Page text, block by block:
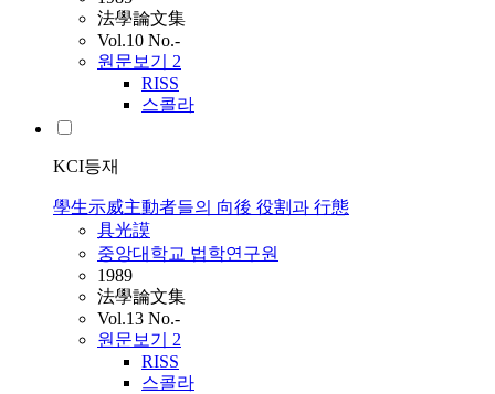
法學論文集
Vol.10 No.-
원문보기 2
RISS
스콜라
KCI등재
學生示威主動者들의 向後 役割과 行態
具光謨
중앙대학교 법학연구원
1989
法學論文集
Vol.13 No.-
원문보기 2
RISS
스콜라